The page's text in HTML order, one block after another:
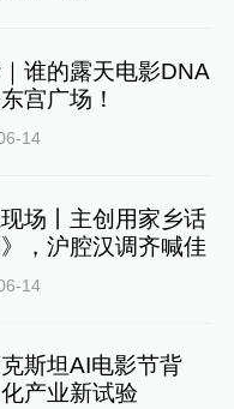
谁的露天电影DNA
宫广场！
14
现场丨主创用家乡话
，沪腔汉调齐喊佳
14
斯坦AI电影节背
产业新试验